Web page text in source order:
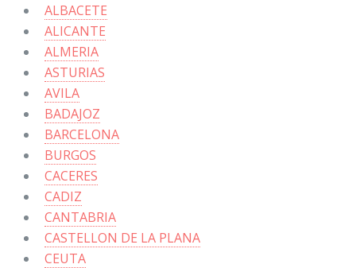
ALBACETE
ALICANTE
ALMERIA
ASTURIAS
AVILA
BADAJOZ
BARCELONA
BURGOS
CACERES
CADIZ
CANTABRIA
CASTELLON DE LA PLANA
CEUTA